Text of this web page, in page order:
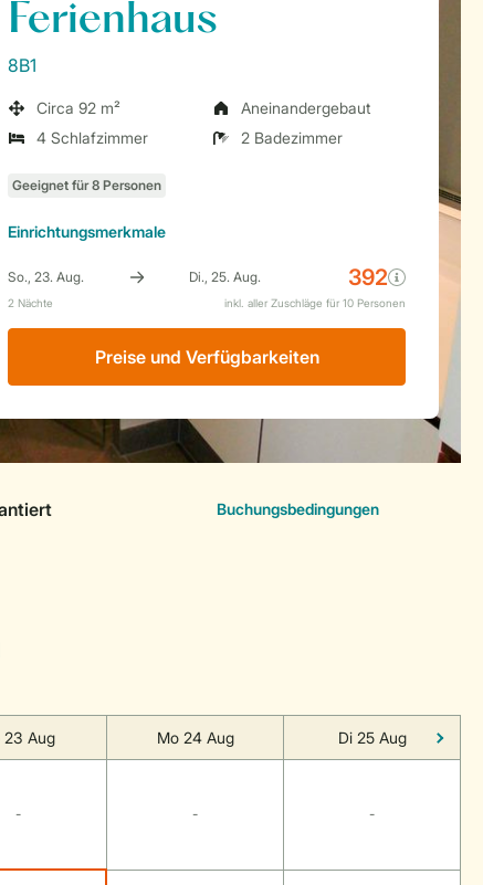
Ferienhaus
8B1
Circa 92 m²
Aneinandergebaut
4 Schlafzimmer
2 Badezimmer
Einrichtungsmerkmale
Preise und Verfügbarkeiten
23 Aug Mo 24 Aug Di 25 Aug
- - -